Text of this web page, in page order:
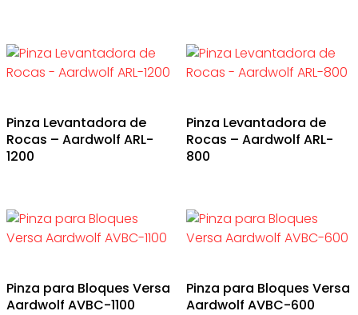
Pinza Levantadora de
Rocas – Aardwolf ARL-
1200
Pinza Levantadora de
Rocas – Aardwolf ARL-
800
Pinza para Bloques Versa
Aardwolf AVBC-1100
Pinza para Bloques Versa
Aardwolf AVBC-600